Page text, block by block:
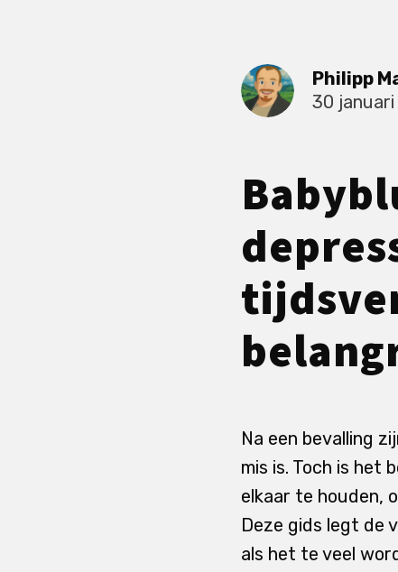
Philipp
30
Na een bevalling
mis is. Toch is het
elkaar te houden,
Deze gids legt de
als het te veel